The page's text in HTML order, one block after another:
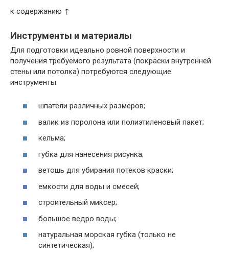
к содержанию ↑
Инструменты и материалы
Для подготовки идеально ровной поверхности и
получения требуемого результата (покраски внутренней
стены или потолка) потребуются следующие
инструменты:
шпатели различных размеров;
валик из поролона или полиэтиленовый пакет;
кельма;
губка для нанесения рисунка;
ветошь для убирания потеков краски;
емкости для воды и смесей;
строительный миксер;
большое ведро воды;
натуральная морская губка (только не
синтетическая);